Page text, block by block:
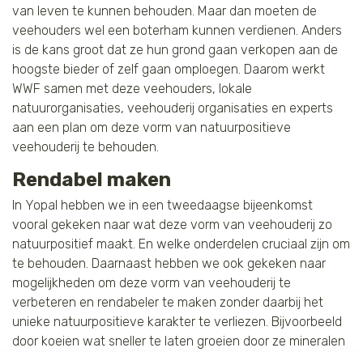
van leven te kunnen behouden. Maar dan moeten de
veehouders wel een boterham kunnen verdienen. Anders
is de kans groot dat ze hun grond gaan verkopen aan de
hoogste bieder of zelf gaan omploegen. Daarom werkt
WWF samen met deze veehouders, lokale
natuurorganisaties, veehouderij organisaties en experts
aan een plan om deze vorm van natuurpositieve
veehouderij te behouden.
Rendabel maken
In Yopal hebben we in een tweedaagse bijeenkomst
vooral gekeken naar wat deze vorm van veehouderij zo
natuurpositief maakt. En welke onderdelen cruciaal zijn om
te behouden. Daarnaast hebben we ook gekeken naar
mogelijkheden om deze vorm van veehouderij te
verbeteren en rendabeler te maken zonder daarbij het
unieke natuurpositieve karakter te verliezen. Bijvoorbeeld
door koeien wat sneller te laten groeien door ze mineralen